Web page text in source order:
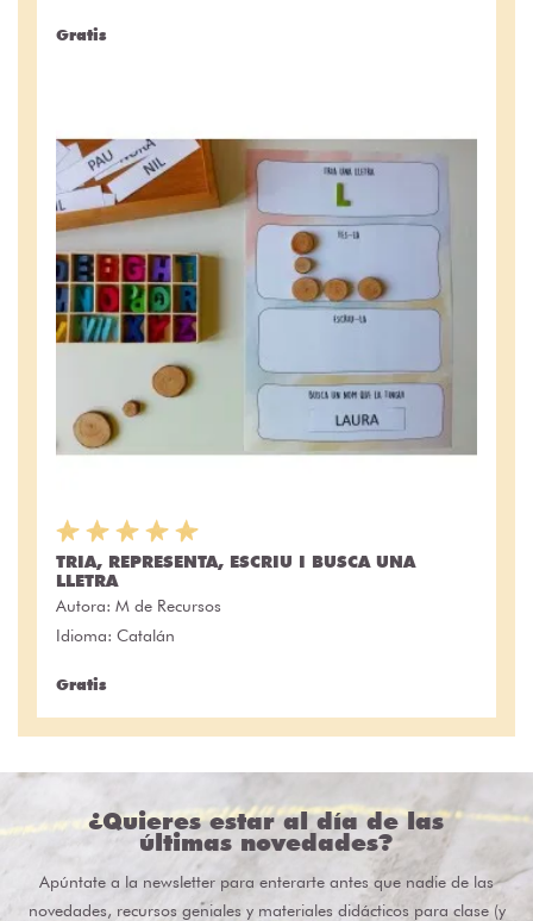
Gratis
TRIA, REPRESENTA, ESCRIU I BUSCA UNA
LLETRA
Autora: M de Recursos
Idioma: Catalán
Gratis
¿Quieres estar al día de las
últimas novedades?
Apúntate a la newsletter para enterarte antes que nadie de las
novedades, recursos geniales y materiales didácticos para clase (y